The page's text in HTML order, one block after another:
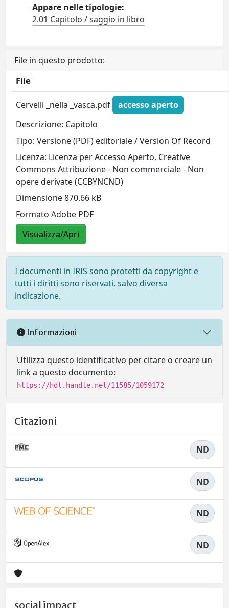
Appare nelle tipologie:
2.01 Capitolo / saggio in libro
File in questo prodotto:
File
Cervelli _nella _vasca.pdf
accesso aperto
Descrizione: Capitolo
Tipo: Versione (PDF) editoriale / Version Of Record
Licenza: Licenza per Accesso Aperto. Creative
Commons Attribuzione - Non commerciale - Non
opere derivate (CCBYNCND)
Dimensione 870.66 kB
Formato Adobe PDF
Visualizza/Apri
I documenti in IRIS sono protetti da copyright e
tutti i diritti sono riservati, salvo diversa
indicazione.
Informazioni
Utilizza questo identificativo per citare o creare un
link a questo documento:
https://hdl.handle.net/11585/1059172
Citazioni
ND
ND
ND
ND
social impact